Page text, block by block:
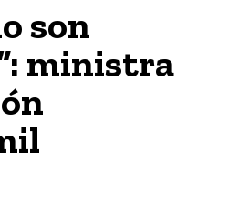
son
ministra